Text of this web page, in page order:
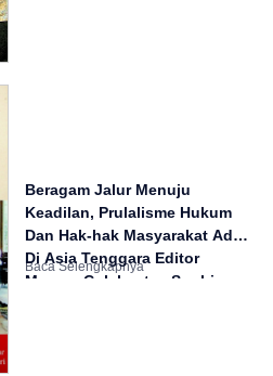
Beragam Jalur Menuju
Keadilan, Prulalisme Hukum
Dan Hak-hak Masyarakat Adat
Di Asia Tenggara Editor
Marcus Colchester, Sophie